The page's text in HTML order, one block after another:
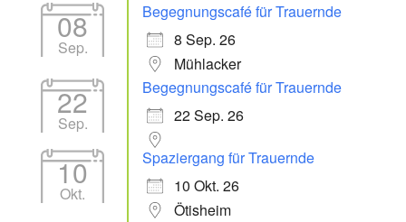
08
Sep.
Begegnungscafé für Trauernde
8 Sep. 26
Mühlacker
22
Sep.
Begegnungscafé für Trauernde
22 Sep. 26
10
Okt.
Spaziergang für Trauernde
10 Okt. 26
Ötisheim